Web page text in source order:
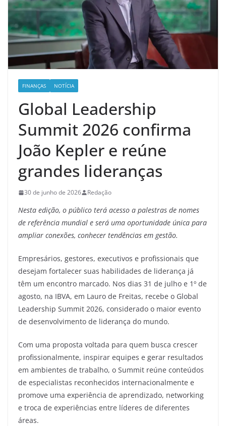
FINANÇAS NOTÍCIA
Global Leadership
Summit 2026 confirma
João Kepler e reúne
grandes lideranças
30 de junho de 2026 Redação
Nesta edição, o público terá acesso a palestras de nomes
de referência mundial e será uma oportunidade única para
ampliar conexões, conhecer tendências em gestão.
Empresários, gestores, executivos e profissionais que
desejam fortalecer suas habilidades de liderança já
têm um encontro marcado. Nos dias 31 de julho e 1º de
agosto, na IBVA, em Lauro de Freitas, recebe o Global
Leadership Summit 2026, considerado o maior evento
de desenvolvimento de liderança do mundo.
Com uma proposta voltada para quem busca crescer
profissionalmente, inspirar equipes e gerar resultados
em ambientes de trabalho, o Summit reúne conteúdos
de especialistas reconhecidos internacionalmente e
promove uma experiência de aprendizado, networking
e troca de experiências entre líderes de diferentes
áreas.